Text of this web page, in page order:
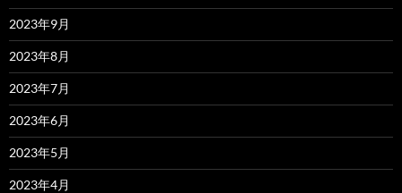
2023年9月
2023年8月
2023年7月
2023年6月
2023年5月
2023年4月